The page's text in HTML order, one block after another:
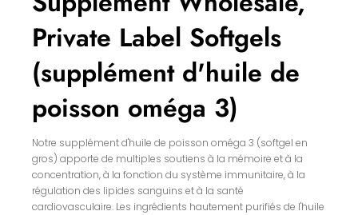
Private Label Softgels
(supplément d'huile de
poisson oméga 3)
Notre supplément d'huile de poisson oméga 3 (softgel en
gros) apporte de multiples soutiens à la mémoire et à la
concentration, à la fonction du système immunitaire, à la
régulation des lipides sanguins et à la santé
cardiovasculaire. Les ingrédients hautement purifiés de l'huile